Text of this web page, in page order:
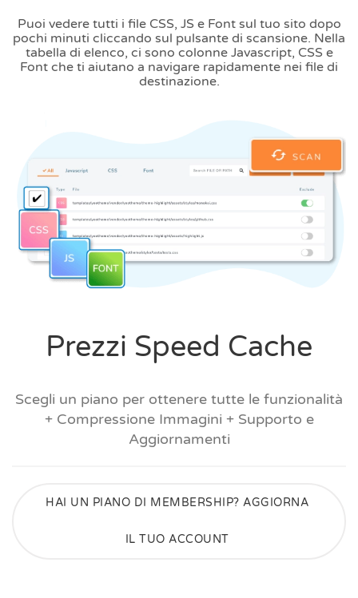
Puoi vedere tutti i file CSS, JS e Font sul tuo sito dopo
pochi minuti cliccando sul pulsante di scansione. Nella
tabella di elenco, ci sono colonne Javascript, CSS e
Font che ti aiutano a navigare rapidamente nei file di
destinazione.
Prezzi Speed Cache
Scegli un piano per ottenere tutte le funzionalità
+ Compressione Immagini + Supporto e
Aggiornamenti
HAI UN PIANO DI MEMBERSHIP? AGGIORNA
IL TUO ACCOUNT